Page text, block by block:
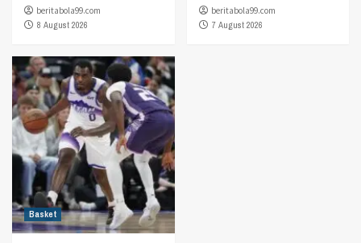
beritabola99.com
8 August 2026
beritabola99.com
7 August 2026
Basket